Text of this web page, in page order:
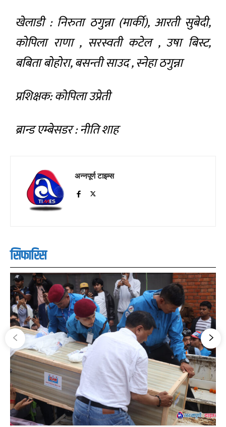
खेलाडी : निरुता ठगुन्ना (मार्की), आरती सुबेदी,
कोपिला राणा , सरस्वती कटेल , उषा बिस्ट,
बबिता बोहोरा, बसन्ती साउद , स्नेहा ठगुन्ना
प्रशिक्षक: कोपिला उप्रेती
ब्रान्ड एम्बेसडर : नीति शाह
अन्नपूर्ण टाइम्स
सिफारिस